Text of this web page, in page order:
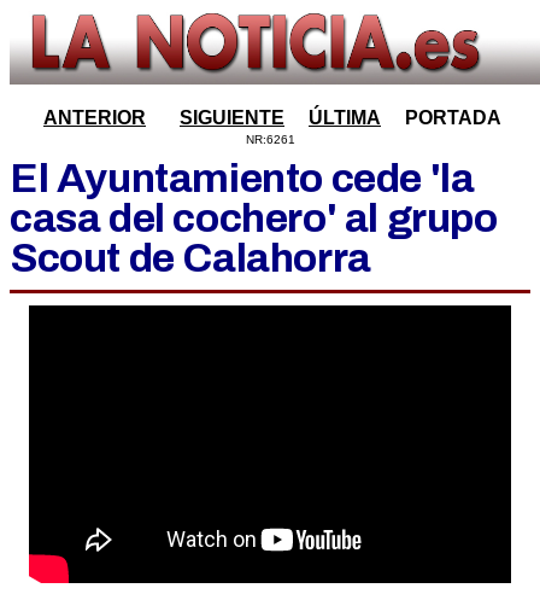
ANTERIOR SIGUIENTE ÚLTIMA PORTADA
NR:6261
El Ayuntamiento cede 'la
casa del cochero' al grupo
Scout de Calahorra